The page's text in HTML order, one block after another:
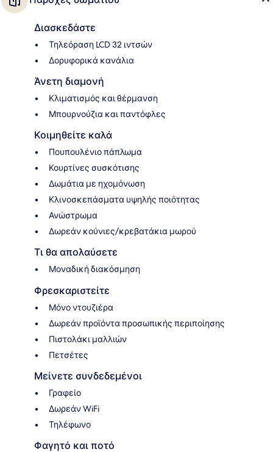
Διασκεδάστε
Τηλεόραση LCD 32 ιντσών
Δορυφορικά κανάλια
Άνετη διαμονή
Κλιματισμός και θέρμανση
Μπουρνούζια και παντόφλες
Κοιμηθείτε καλά
Πουπουλένιο πάπλωμα
Κουρτίνες συσκότισης
Δωμάτια με ηχομόνωση
Κλινοσκεπάσματα υψηλής ποιότητας
Ανώστρωμα
Δωρεάν κούνιες/κρεβατάκια μωρού
Τι θα απολαύσετε
Μοναδική διακόσμηση
Φρεσκαριστείτε
Μόνο ντουζιέρα
Δωρεάν προϊόντα προσωπικής περιποίησης
Πιστολάκι μαλλιών
Πετσέτες
Μείνετε συνδεδεμένοι
Γραφείο
Δωρεάν WiFi
Τηλέφωνο
Φαγητό και ποτό